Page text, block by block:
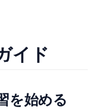
イド
を始める